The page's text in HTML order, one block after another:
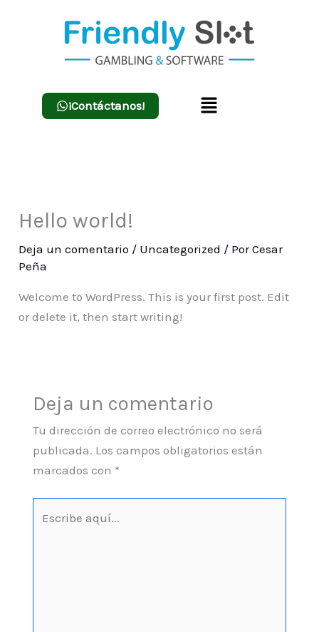
¡Contáctanos! Menú
Hello world!
Deja un comentario / Uncategorized / PorCesar
Peña
Welcome to WordPress. This is your first post. Edit
or delete it, then start writing!
Deja un comentario
Tu dirección de correo electrónico no será
publicada. Los campos obligatorios están
marcados con *